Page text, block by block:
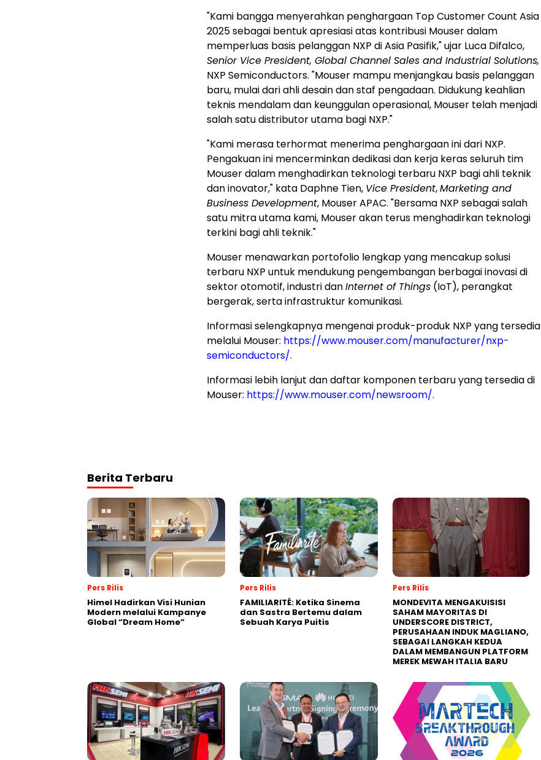
"Kami bangga menyerahkan penghargaan Top Customer Count Asia
2025 sebagai bentuk apresiasi atas kontribusi Mouser dalam
memperluas basis pelanggan NXP di Asia Pasifik," ujar Luca Difalco,
Senior Vice President, Global Channel Sales and Industrial Solutions,
NXP Semiconductors. "Mouser mampu menjangkau basis pelanggan
baru, mulai dari ahli desain dan staf pengadaan. Didukung keahlian
teknis mendalam dan keunggulan operasional, Mouser telah menjadi
salah satu distributor utama bagi NXP."
"Kami merasa terhormat menerima penghargaan ini dari NXP.
Pengakuan ini mencerminkan dedikasi dan kerja keras seluruh tim
Mouser dalam menghadirkan teknologi terbaru NXP bagi ahli teknik
dan inovator," kata Daphne Tien, Vice President,Marketing and
Business Development, Mouser APAC. "Bersama NXP sebagai salah
satu mitra utama kami, Mouser akan terus menghadirkan teknologi
terkini bagi ahli teknik."
Mouser menawarkan portofolio lengkap yang mencakup solusi
terbaru NXP untuk mendukung pengembangan berbagai inovasi di
sektor otomotif, industri danInternet of Things (IoT), perangkat
bergerak, serta infrastruktur komunikasi.
Informasi selengkapnya mengenai produk-produk NXP yang tersedia
melalui Mouser: https://www.mouser.com/manufacturer/nxp-
semiconductors/.
Informasi lebih lanjut dan daftar komponen terbaru yang tersedia di
Mouser: https://www.mouser.com/newsroom/.
Berita Terbaru
Pers Rilis
Himel Hadirkan Visi Hunian
Modern melalui Kampanye
Global “Dream Home”
Pers Rilis
FAMILIARITÉ: Ketika Sinema
dan Sastra Bertemu dalam
Sebuah Karya Puitis
Pers Rilis
MONDEVITA MENGAKUISISI
SAHAM MAYORITAS DI
UNDERSCORE DISTRICT,
PERUSAHAAN INDUK MAGLIANO,
SEBAGAI LANGKAH KEDUA
DALAM MEMBANGUN PLATFORM
MEREK MEWAH ITALIA BARU